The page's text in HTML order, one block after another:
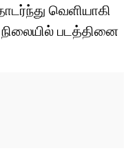
வெளியாகி
படத்தினை